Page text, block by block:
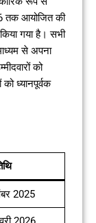
तक आयोजित की
गया है। सभी
से अपना
को
को ध्यानपूर्वक
2025